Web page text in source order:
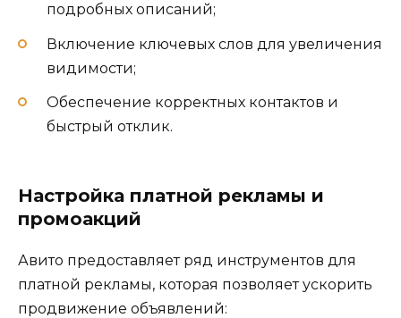
подробных описаний;
Включение ключевых слов для увеличения
видимости;
Обеспечение корректных контактов и
быстрый отклик.
Настройка платной рекламы и
промоакций
Авито предоставляет ряд инструментов для
платной рекламы, которая позволяет ускорить
продвижение объявлений: